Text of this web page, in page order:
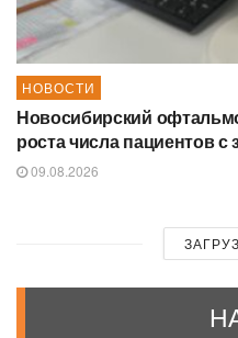
НОВОСТИ
Новосибирский
роста числа пациентов с
09.08.2026